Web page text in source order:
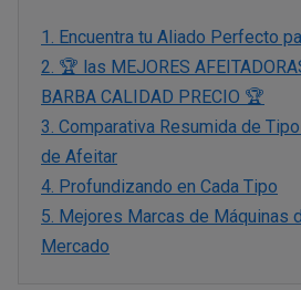
1. Encuentra tu Aliado Perfecto
2. 🏆 las MEJORES
BARBA CALIDAD PRECIO 🏆
3. Comparativa Resumida de
de Afeitar
4. Profundizando en Cada Tipo
5. Mejores Marcas de Máquinas
Mercado